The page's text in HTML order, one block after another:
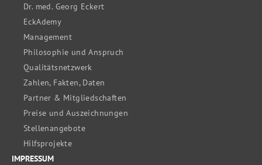
Dr. med. Georg Eckert
EckAdemy
Management
Philosophie und Anspruch
Qualitätsnetzwerk
Zahlen, Fakten, Daten
Partner & Mitgliedschaften
Preise und Auszeichnungen
Stellenangebote
Hilfsprojekte
IMPRESSUM